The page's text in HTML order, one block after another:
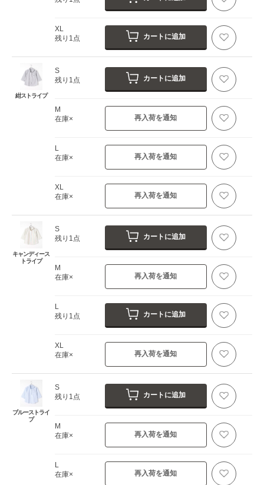
XL
残り1点
カートに追加
紺ストライプ
S
残り1点
カートに追加
M
在庫×
再入荷を通知
L
在庫×
再入荷を通知
XL
在庫×
再入荷を通知
キャンディース
トライプ
S
残り1点
カートに追加
M
在庫×
再入荷を通知
L
残り1点
カートに追加
XL
在庫×
再入荷を通知
ブルーストライ
プ
S
残り1点
カートに追加
M
在庫×
再入荷を通知
L
在庫×
再入荷を通知